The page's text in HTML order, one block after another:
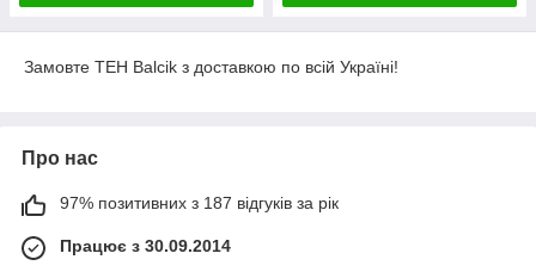
Замовте ТЕН Balcik з доставкою по всій Україні!
Про нас
97% позитивних з 187 відгуків за рік
Працює з 30.09.2014